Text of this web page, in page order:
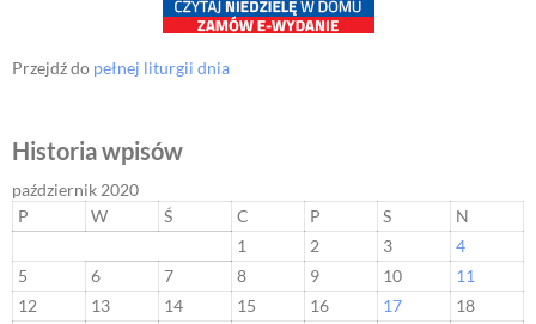
Przejdź do pełnej liturgii dnia
Historia wpisów
październik 2020
P
W Ś C P S
N
1
2 3
4
5
6 7 8 9 10
11
12
13 14 15 16 17
18